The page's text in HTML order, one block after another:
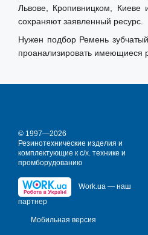
Львове, Кропивницком,
сохраняют заявленный ресурс.
Нужен подбор Ремень
проанализировать имеющиеся
© 1997—2026
Резинотехнические изделия и
комплектующие к с/х. технике и
промборудованию
Work.ua — наш
партнер
Мобильная версия